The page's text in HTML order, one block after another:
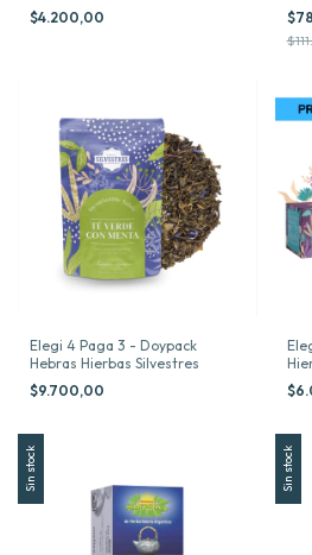
$4.200,00
Elegi 4 Paga 3 - Doypack
Hebras Hierbas Silvestres
$9.700,00
Sin stock Sin stock